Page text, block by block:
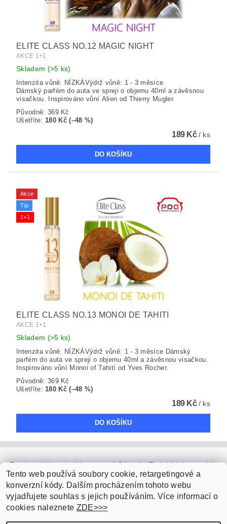
ELITE CLASS NO.12 MAGIC NIGHT
AKCE 1+1
Skladem (>5 ks)
Intenzita vůně: NÍZKÁVýdrž vůně: 1 - 3 měsíce
Dámský parfém do auta ve spreji o objemu 40ml a závěsnou
visačkou. Inspirováno vůní Alien od Thierry Mugler.
Původně: 369 Kč
Ušetříte:180 Kč (–48 %)
189 Kč/ ks
Akce
Tip
1+1
ELITE CLASS NO.13 MONOI DE TAHITI
AKCE 1+1
Skladem (>5 ks)
Intenzita vůně: NÍZKÁVýdrž vůně: 1 - 3 měsíce Dámský
parfém do auta ve spreji o objemu 40ml a závěsnou visačkou.
Inspirováno vůní Monoi of Tahití od Yves Rocher.
Původně: 369 Kč
Ušetříte: 180 Kč (–48 %)
189 Kč/ ks
Facebook | Youtube | Instagram | Originální Thajské krémy a oleje
| Platební brána ComGate
Tento web používá soubory cookie, retargetingové a
konverzní kódy. Dalším procházením tohoto webu
vyjadřujete souhlas s jejich používáním. Více informací o
cookies naleznete ZDE>>>